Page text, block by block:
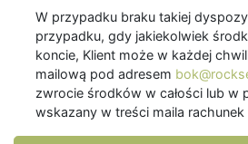
W przypadku braku takiej
przypadku, gdy jakiekolwiek
koncie, Klient może w każdej
mailową pod adresem
zwrocie środków w całości lub w
wskazany w treści maila